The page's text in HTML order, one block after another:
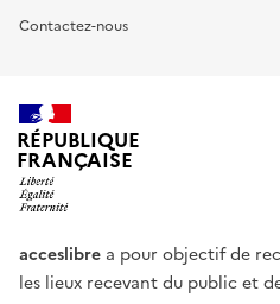
Contactez-nous
RÉPUBLIQUE
FRANÇAISE
acceslibre a pour objectif de
les lieux recevant du public et